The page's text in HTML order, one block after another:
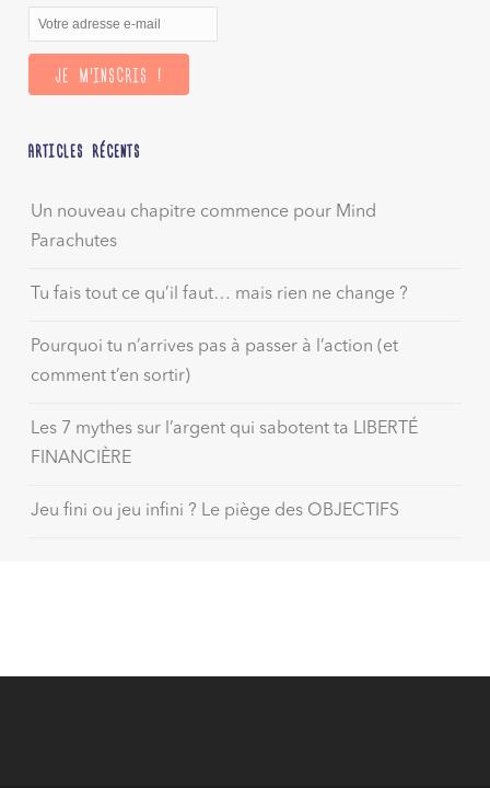
ARTICLES RÉCENTS
Un nouveau chapitre commence pour Mind
Parachutes
Tu fais tout ce qu’il faut… mais rien ne change ?
Pourquoi tu n’arrives pas à passer à l’action (et
comment t’en sortir)
Les 7 mythes sur l’argent qui sabotent ta LIBERTÉ
FINANCIÈRE
Jeu fini ou jeu infini ? Le piège des OBJECTIFS